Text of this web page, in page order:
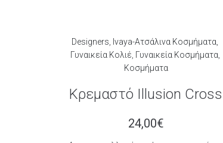
Designers Ivaya-Ατσάλινα Κοσμήματα
Γυναικεία Κολιέ Γυναικεία Κοσμήματα
Κοσμήματα
Κρεμαστό Illusion Cross
24,00€